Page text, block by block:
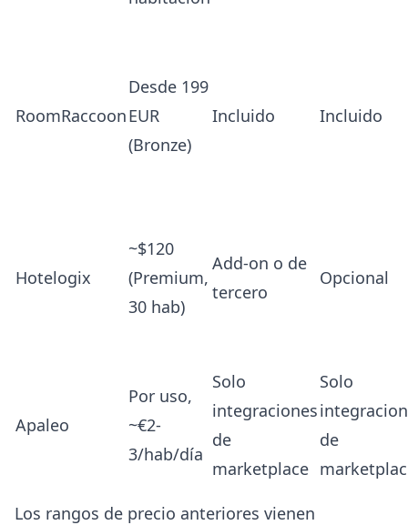
RoomRaccoon
Desde 199
EUR
(Bronze)
Incluido Incluido
Hotelogix
~$120
(Premium,
30 hab)
Add-on o de
tercero
Opcional
Apaleo
Por uso,
~€2-
3/hab/día
Solo
integraciones
de
marketplace
Solo
de
Los rangos de precio anteriores vienen